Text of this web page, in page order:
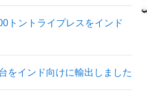
トントライプレスをインド
をインド向けに輸出しました